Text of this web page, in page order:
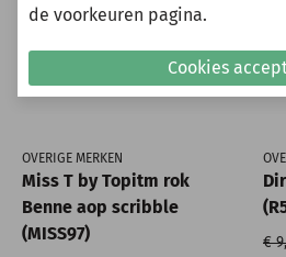
OVERIGE MERKEN
Miss T by Topitm rok
Benne aop scribble
(MISS97)
€
de voorkeuren pagina.
Cookies